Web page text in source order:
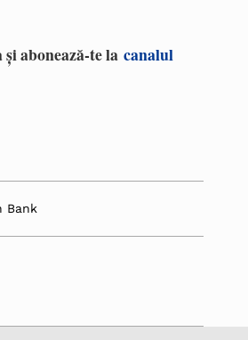
și abonează-te lacanalul
Bank